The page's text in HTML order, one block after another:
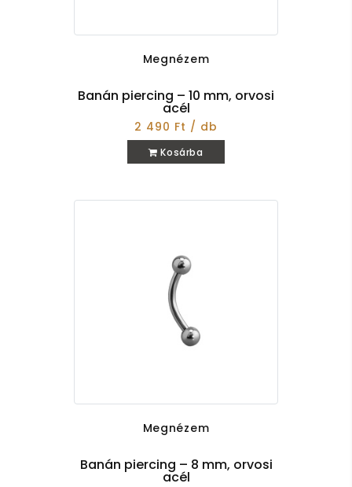
Megnézem
Banán piercing – 10 mm, orvosi
acél
2 490 Ft / db
Kosárba
Megnézem
Banán piercing – 8 mm, orvosi
acél